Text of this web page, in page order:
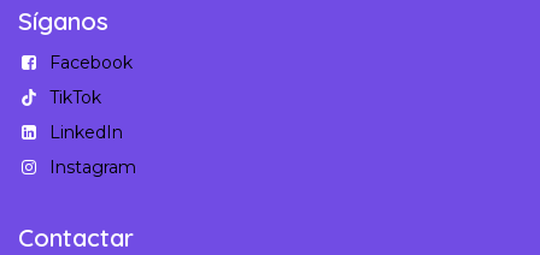
Síganos
Facebook
TikTok
LinkedIn
Instagram
Contactar